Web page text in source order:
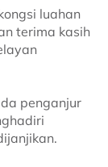
luahan
terima kasih
penganjur